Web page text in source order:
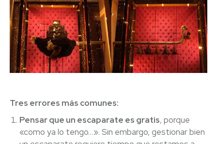
Tres errores más comunes:
Pensar que un escaparate es gratis, porque
«como ya lo tengo…». Sin embargo, gestionar bien